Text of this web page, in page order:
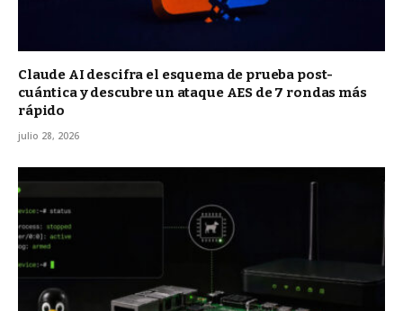
Claude AI descifra el esquema de prueba post-
cuántica y descubre un ataque AES de 7 rondas más
rápido
julio 28, 2026